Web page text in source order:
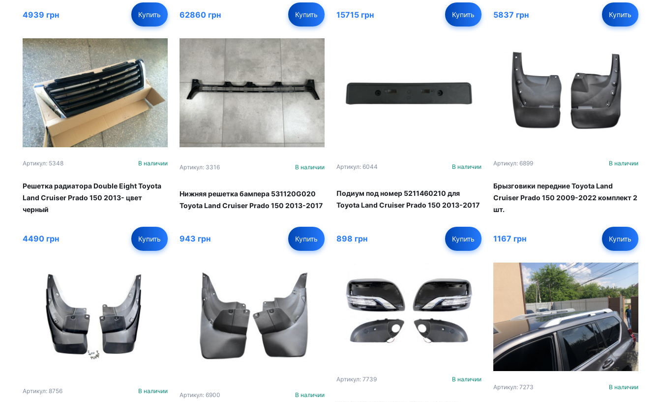
4939 грн Купить 62860 грн Купить 15715 грн Купить 5837 грн Купить
Артикул: 5348 В наличии
Решетка радиатора Double Eight Toyota
Land Cruiser Prado 150 2013- цвет
черный
4490 грн Купить
Артикул: 3316 В наличии
Нижняя решетка бампера 531120G020
Toyota Land Cruiser Prado 150 2013-2017
943 грн Купить
Артикул: 6044 В наличии
Подиум под номер 5211460210 для
Toyota Land Cruiser Prado 150 2013-2017
898 грн Купить
Артикул: 6899 В наличии
Брызговики передние Toyota Land
Cruiser Prado 150 2009-2022 комплект 2
шт.
1167 грн Купить
Артикул: 8756 В наличии
Артикул: 6900 В наличии
Артикул: 7739 В наличии
Артикул: 7273 В наличии